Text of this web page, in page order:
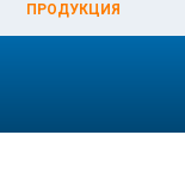
ПРОДУКЦИЯ